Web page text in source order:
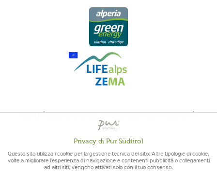
QUALITÀ DELL'ALTO ADIGE - ORIGINE ALTOATESINA E QUALITÁ
CONTROLLATA
Privacy di Pur Südtirol
Questo sito utilizza i cookie per la gestione tecnica del sito. Altre tipologie di cookie,
volte a migliorare l'esperienza di navigazione e contenenti pubblicità o collegamenti
ad altri siti, vengono attivati solo con il tuo consenso.